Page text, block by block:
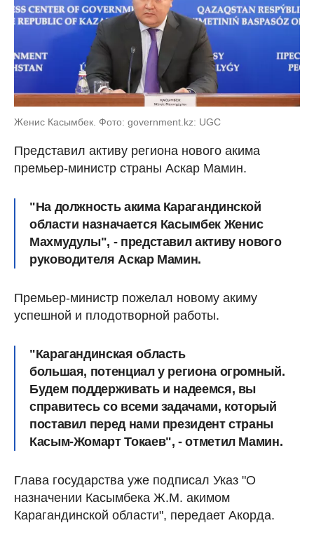
Женис Касымбек. Фото: government.kz: UGC
Представил активу региона нового акима
премьер-министр страны Аскар Мамин.
"На должность акима Карагандинской
области назначается Касымбек Женис
Махмудулы", - представил активу нового
руководителя Аскар Мамин.
Премьер-министр пожелал новому акиму
успешной и плодотворной работы.
"Карагандинская область
большая, потенциал у региона огромный.
Будем поддерживать и надеемся, вы
справитесь со всеми задачами, который
поставил перед нами президент страны
Касым-Жомарт Токаев", - отметил Мамин.
Глава государства уже подписал Указ "О
назначении Касымбека Ж.М. акимом
Карагандинской области", передает Акорда.